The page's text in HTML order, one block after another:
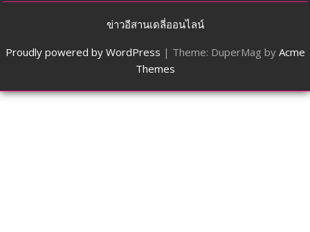
ข่าวอีสานเดลี่ออนไลน์
Proudly powered by WordPress | Theme: DuperMag by Acme
Themes